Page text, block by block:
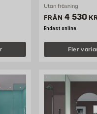
Utan fräsning
FRÅN Pris
4 530
Endast online
Fler